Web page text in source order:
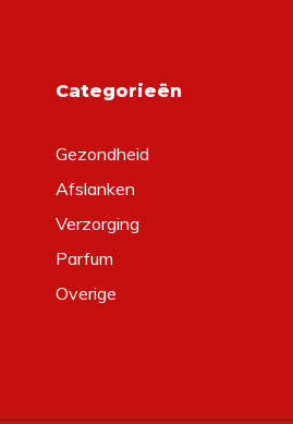
Categorieën
Gezondheid
Afslanken
Verzorging
Parfum
Overige